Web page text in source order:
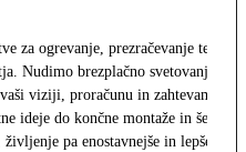
za ogrevanje, prezračevanje ter
Nudimo brezplačno svetovanje
viziji, proračunu in zahtevam
ideje do končne montaže in še
pa enostavnejše in lepše.